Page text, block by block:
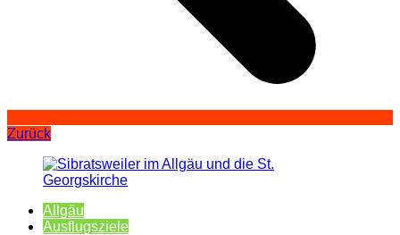
Zurück
Allgäu
Ausflugsziele